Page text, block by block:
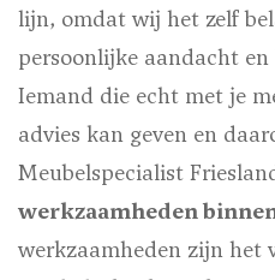
lijn, omdat wij het zelf
persoonlijke aandacht
Iemand die echt met je
advies kan geven en
Meubelspecialist
werkzaamheden
werkzaamheden zijn het